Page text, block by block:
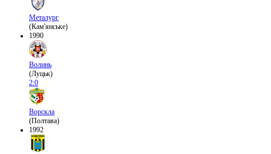
Металург
(Кам'янське)
1990
Волинь
(Луцьк)
2:0
Ворскла
(Полтава)
1992